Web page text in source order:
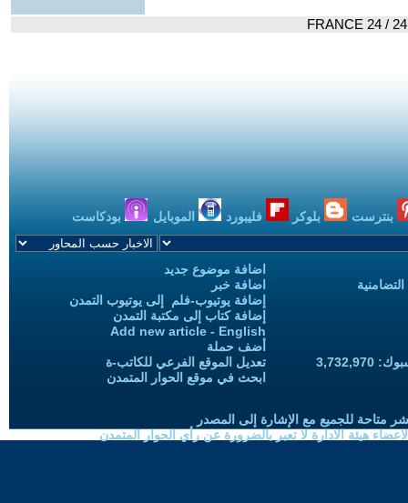
بنترست بلوكر فليبورد الموبايل بودكاست
اضافة موضوع جديد
اضافة خبر
إضافة يوتيوب-فلم إلى يوتيوب التمدن
إضافة كتاب إلى مكتبة التمدن
Add new article - English
أضف حملة
تعديل الموقع الفرعي للكاتب-ة
ابحث في موقع الحوار المتمدن
متاحة للجميع مع الإشارة إلى المصدر
هيئة الادارة لا تعبر بالضرورة عن رأي الحوار المتمدن